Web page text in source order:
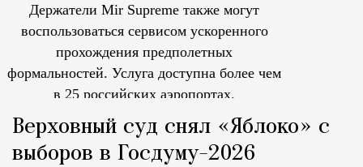
Держатели Mir Supreme также могут
воспользоваться сервисом ускоренного
прохождения предполетных
формальностей. Услуга доступна более чем
в 25 российских аэропортах.
Верховный суд снял «Яблоко» с
выборов в Госдуму-2026